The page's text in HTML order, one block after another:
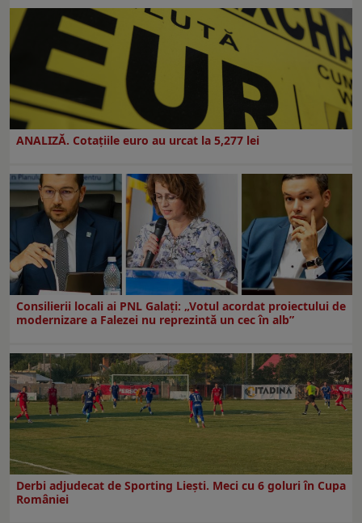
ANALIZĂ. Cotațiile euro au urcat la 5,277 lei
Consilierii locali ai PNL Galaţi: „Votul acordat proiectului de
modernizare a Falezei nu reprezintă un cec în alb”
Derbi adjudecat de Sporting Liești. Meci cu 6 goluri în Cupa
României